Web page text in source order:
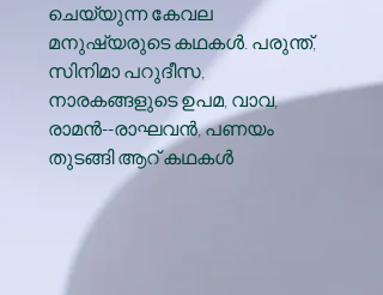
ചെയ്യുന്ന കേവല
മനുഷ്യരുടെ കഥകൾ. പരുന്ത്,
സിനിമാ പറുദീസ,
നാരകങ്ങളുടെ ഉപമ, വാവ,
രാമൻ--രാഘവൻ, പണയം
തുടങ്ങി ആറ് കഥകൾ